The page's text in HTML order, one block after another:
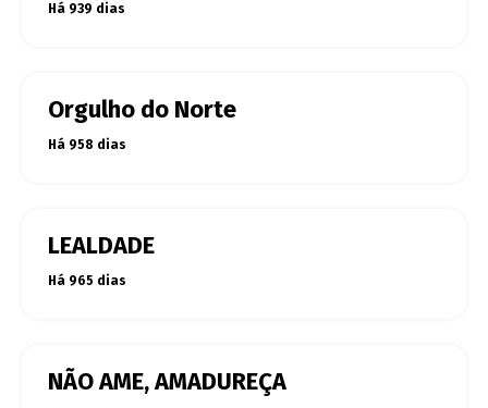
Há 939 dias
Orgulho do Norte
Há 958 dias
LEALDADE
Há 965 dias
NÃO AME, AMADUREÇA